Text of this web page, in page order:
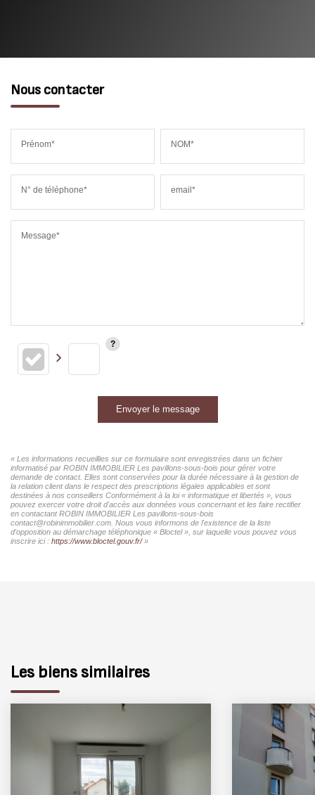
Nous contacter
Prénom* NOM*
N° de téléphone* email*
Message*
Envoyer le message
« Les informations recueillies sur ce formulaire sont enregistrées dans un fichier
informatisé par ROBIN IMMOBILIER Les pavillons-sous-bois pour gérer votre
demande de contact. Elles sont conservées pour la durée nécessaire à la gestion de
la relation client dans le respect des prescriptions légales applicables et sont
destinées à nos conseillers Conformément à la loi « informatique et libertés », vous
pouvez exercer votre droit d'accès aux données vous concernant et les faire rectifier
en contactant ROBIN IMMOBILIER Les pavillons-sous-bois
contact@robinimmobilier.com. Nous vous informons de l'existence de la liste
d'opposition au démarchage téléphonique « Bloctel », sur laquelle vous pouvez vous
inscrire ici : https://www.bloctel.gouv.fr/»
Les biens similaires